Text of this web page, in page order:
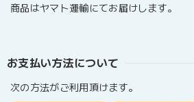
商品はヤマト運輸にてお届けします。
お支払い方法について
次の方法がご利用頂けます。